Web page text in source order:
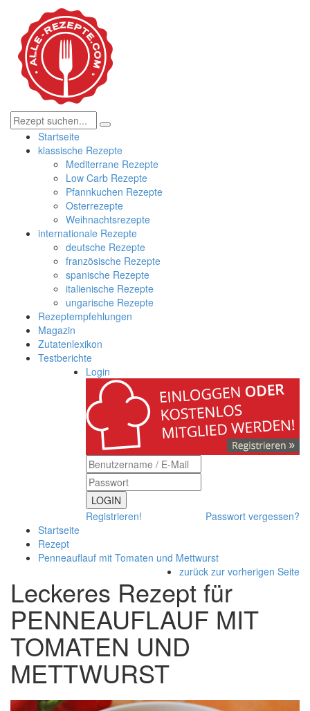
Startseite
klassische Rezepte
Mediterrane Rezepte
Low Carb Rezepte
Pfannkuchen Rezepte
Osterrezepte
Weihnachtsrezepte
internationale Rezepte
deutsche Rezepte
französische Rezepte
spanische Rezepte
italienische Rezepte
ungarische Rezepte
Rezeptempfehlungen
Magazin
Zutatenlexikon
Testberichte
Login
LOGIN
Registrieren!
Passwort vergessen?
Startseite
Rezept
Penneauflauf mit Tomaten und Mettwurst
zurück zur vorherigen Seite
Leckeres Rezept für
PENNEAUFLAUF MIT
TOMATEN UND
METTWURST